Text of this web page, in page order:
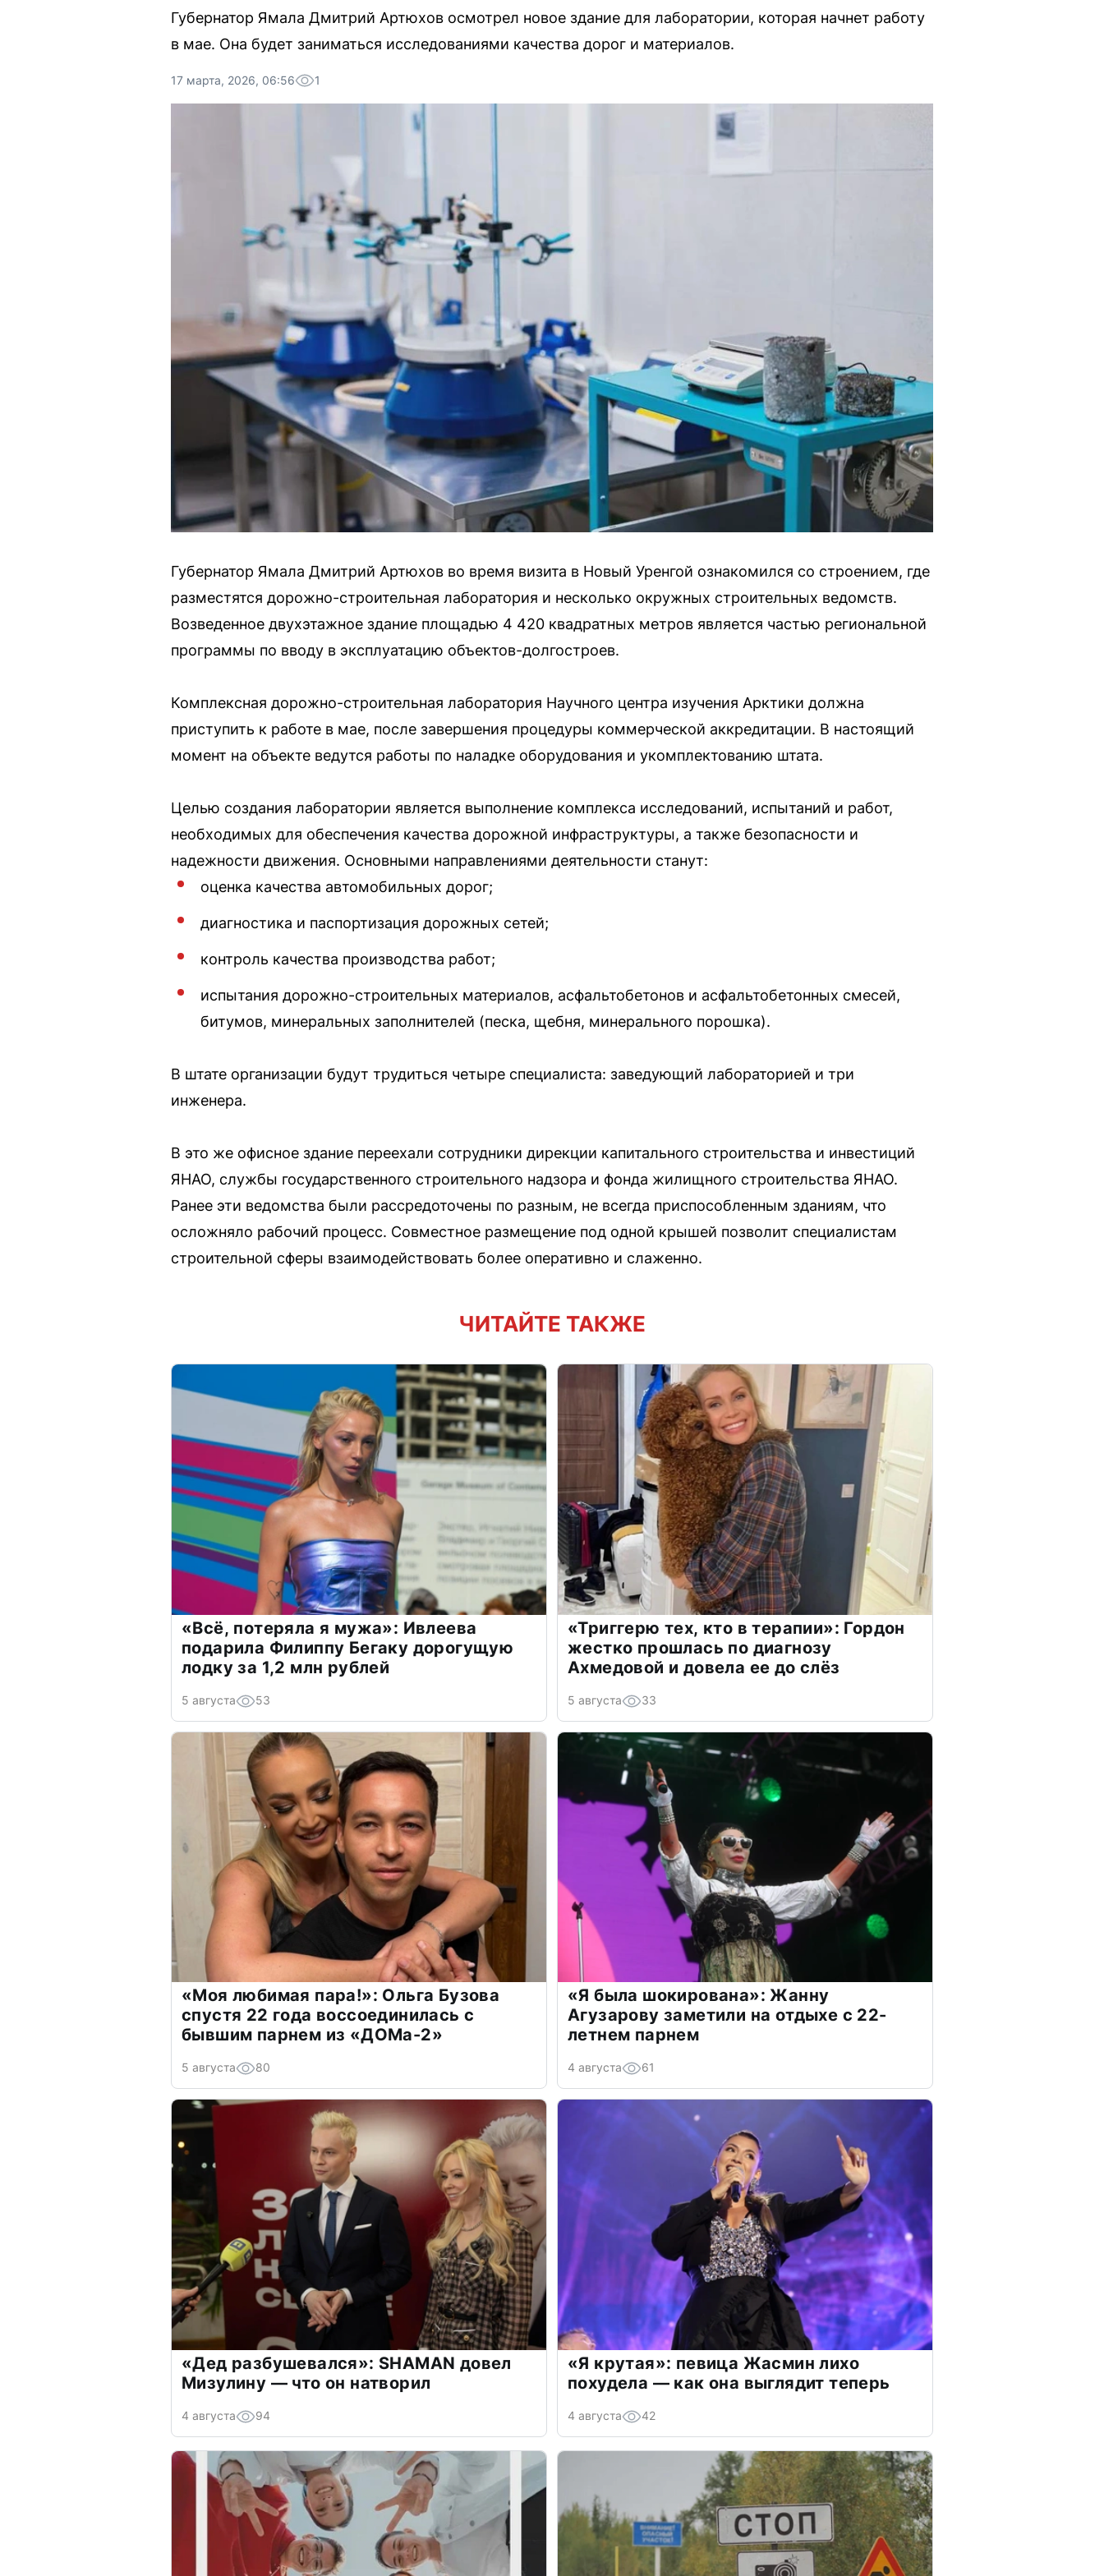
Губернатор Ямала Дмитрий Артюхов осмотрел новое здание для лаборатории, которая начнет работу
в мае. Она будет заниматься исследованиями качества дорог и материалов.
17 марта, 2026, 06:56 1
Губернатор Ямала Дмитрий Артюхов во время визита в Новый Уренгой ознакомился со строением, где
разместятся дорожно-строительная лаборатория и несколько окружных строительных ведомств.
Возведенное двухэтажное здание площадью 4 420 квадратных метров является частью региональной
программы по вводу в эксплуатацию объектов-долгостроев.
Комплексная дорожно-строительная лаборатория Научного центра изучения Арктики должна
приступить к работе в мае, после завершения процедуры коммерческой аккредитации. В настоящий
момент на объекте ведутся работы по наладке оборудования и укомплектованию штата.
Целью создания лаборатории является выполнение комплекса исследований, испытаний и работ,
необходимых для обеспечения качества дорожной инфраструктуры, а также безопасности и
надежности движения. Основными направлениями деятельности станут:
оценка качества автомобильных дорог;
диагностика и паспортизация дорожных сетей;
контроль качества производства работ;
испытания дорожно-строительных материалов, асфальтобетонов и асфальтобетонных смесей,
битумов, минеральных заполнителей (песка, щебня, минерального порошка).
В штате организации будут трудиться четыре специалиста: заведующий лабораторией и три
инженера.
В это же офисное здание переехали сотрудники дирекции капитального строительства и инвестиций
ЯНАО, службы государственного строительного надзора и фонда жилищного строительства ЯНАО.
Ранее эти ведомства были рассредоточены по разным, не всегда приспособленным зданиям, что
осложняло рабочий процесс. Совместное размещение под одной крышей позволит специалистам
строительной сферы взаимодействовать более оперативно и слаженно.
ЧИТАЙТЕ ТАКЖЕ
«Всё, потеряла я мужа»: Ивлеева
подарила Филиппу Бегаку дорогущую
лодку за 1,2 млн рублей
5 августа 53
«Триггерю тех, кто в терапии»: Гордон
жестко прошлась по диагнозу
Ахмедовой и довела ее до слёз
5 августа 33
«Моя любимая пара!»: Ольга Бузова
спустя 22 года воссоединилась с
бывшим парнем из «ДОМа-2»
5 августа 80
«Я была шокирована»: Жанну
Агузарову заметили на отдыхе с 22-
летнем парнем
4 августа 61
«Дед разбушевался»: SHAMAN довел
Мизулину — что он натворил
4 августа 94
«Я крутая»: певица Жасмин лихо
похудела — как она выглядит теперь
4 августа 42